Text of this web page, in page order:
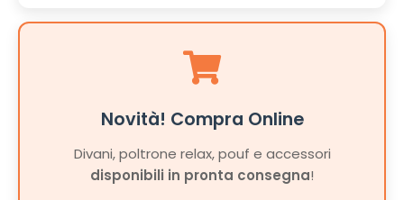
Novità! Compra Online
Divani, poltrone relax, pouf e accessori
disponibili in pronta consegna!